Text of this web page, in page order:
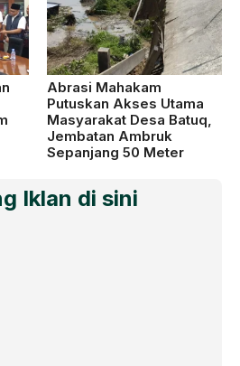
Abrasi Mahakam
Putuskan Akses Utama
Masyarakat Desa Batuq,
Jembatan Ambruk
Sepanjang 50 Meter
Iklan di sini